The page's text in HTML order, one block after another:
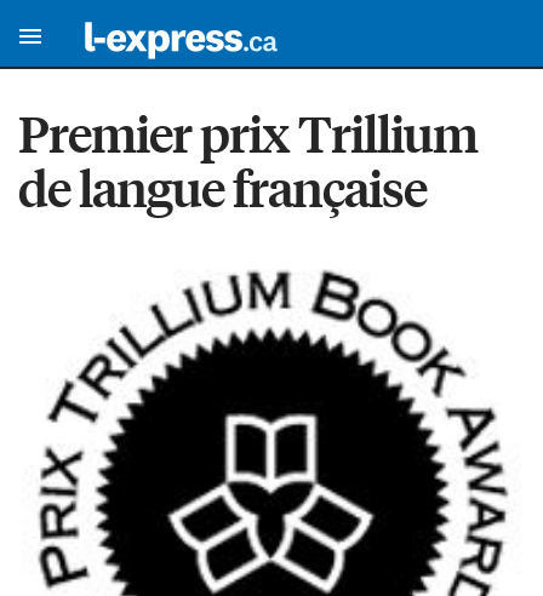
Premier prix Trillium
de langue française